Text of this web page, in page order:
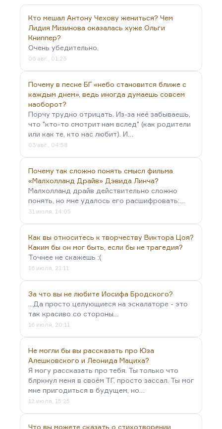
Кто мешал Антону Чехову жениться? Чем
Лидия Мизинова оказалась хуже Ольги
Книппер?
Очень убедительно.
06 авг., 01:23
Почему в песне БГ «небо становится ближе с
каждым днем», ведь иногда думаешь совсем
наоборот?
Порчу трудно отрицать. Из-за неё забываешь,
что "кто-то смотрит нам вслед" (как родители
или как те, кто нас любит). И…
03 авг., 04:58
Почему так сложно понять смысл фильма
«Малхолланд Драйв» Дэвида Линча?
Малхолланд драйв действительно сложно
понять, но мне удалось его расшифровать:…
31 июля, 14:05
Как вы относитесь к творчеству Виктора Цоя?
Каким бы он мог быть, если бы не трагедия?
Точнее не скажешь :(
16 июля, 21:11
За что вы не любите Иосифа Бродского?
...Да просто целующиеся на эскалаторе - это
так красиво со стороны...
16 июля, 20:11
Не могли бы вы рассказать про Юза
Алешковского и Леонида Мациха?
Я могу рассказать про тебя. Ты только что
блркнул меня в своём ТГ, просто зассал. Ты мог
мне пригодиться в будущем, но…
12 июля, 15:25
Что вы можете сказать о стихотворении